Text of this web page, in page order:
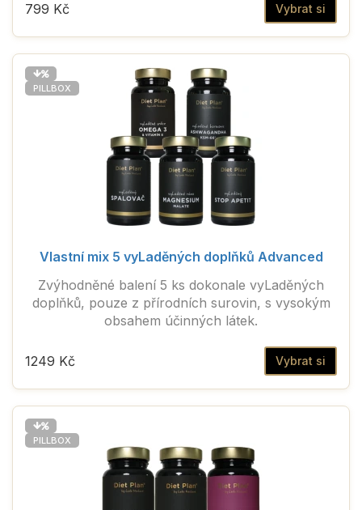
Vybrat si
799 Kč
PILLBOX
Vlastní mix 5 vyLaděných doplňků Advanced
Zvýhodněné balení 5 ks dokonale vyLaděných
doplňků, pouze z přírodních surovin, s vysokým
obsahem účinných látek.
Vybrat si
1249 Kč
PILLBOX